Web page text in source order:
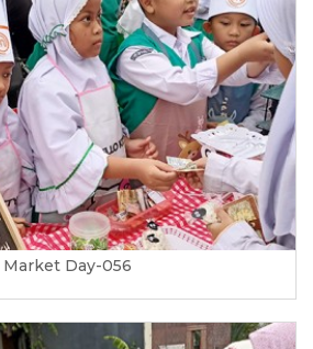
Market Day-056